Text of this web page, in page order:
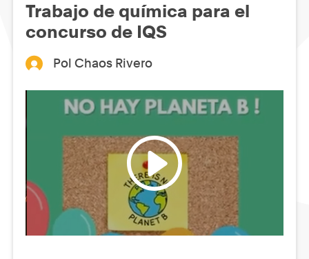
Trabajo de química para el
concurso de IQS
Pol Chaos Rivero